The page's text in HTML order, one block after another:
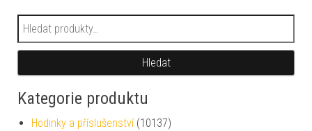
Hledat:
Hledat
Kategorie produktu
Hodinky a příslušenství (10137)